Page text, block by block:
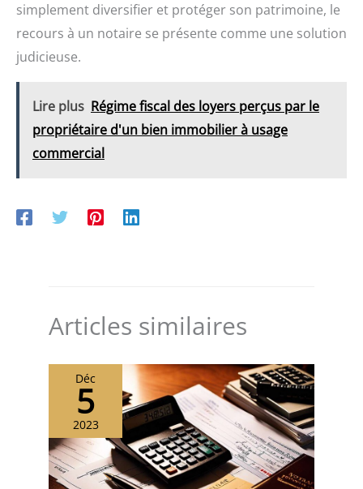
simplement diversifier et protéger son patrimoine, le
recours à un notaire se présente comme une solution
judicieuse.
Lire plus Régime fiscal des loyers perçus par le
propriétaire d'un bien immobilier à usage
commercial
Articles similaires
Déc
5
2023